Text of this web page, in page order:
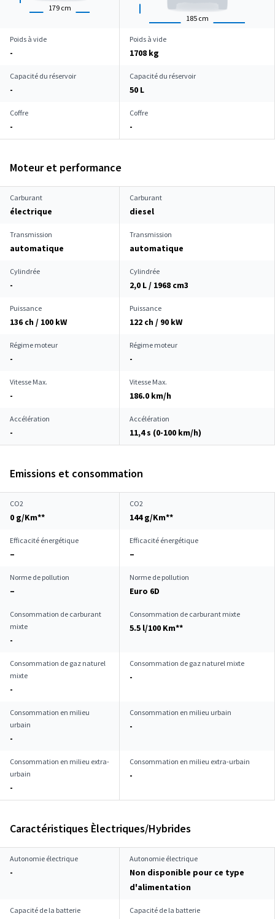
179 cm
185 cm
Poids à vide
-
Poids à vide
1708 kg
Capacité du réservoir
-
Capacité du réservoir
50 L
Coffre
-
Coffre
-
Moteur et performance
Carburant
électrique
Carburant
diesel
Transmission
automatique
Transmission
automatique
Cylindrée
-
Cylindrée
2,0 L / 1968 cm3
Puissance
136 ch / 100 kW
Puissance
122 ch / 90 kW
Régime moteur
-
Régime moteur
-
Vitesse Max.
-
Vitesse Max.
186.0 km/h
Accélération
-
Accélération
11,4 s (0-100 km/h)
Emissions et consommation
CO2
0 g/Km**
CO2
144 g/Km**
Efficacité énergétique
–
Efficacité énergétique
–
Norme de pollution
–
Norme de pollution
Euro 6D
Consommation de carburant
mixte
-
Consommation de carburant mixte
5.5 l/100 Km**
Consommation de gaz naturel
mixte
-
Consommation de gaz naturel mixte
-
Consommation en milieu
urbain
-
Consommation en milieu urbain
-
Consommation en milieu extra-
urbain
-
Consommation en milieu extra-urbain
-
Caractéristiques Èlectriques/Hybrides
Autonomie électrique
-
Autonomie électrique
Non disponible pour ce type
d'alimentation
Capacité de la batterie Capacité de la batterie